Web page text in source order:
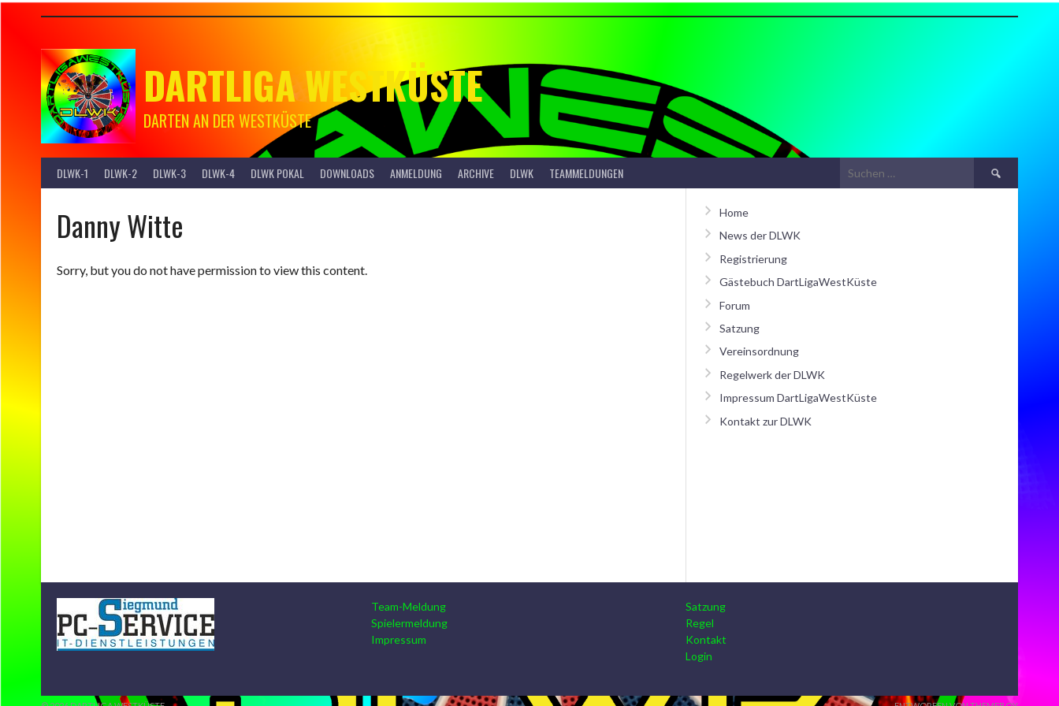
Springe
DARTLIGA WESTKÜSTE
DARTEN AN DER WESTKÜSTE
DLWK-1 DLWK-2 DLWK-3 DLWK-4 DLWK POKAL DOWNLOADS ANMELDUNG ARCHIVE DLWK TEAMMELDUNGEN
Suchen
nach:
Danny Witte
Sorry, but you do not have permission to view this content.
Home
News der DLWK
Registrierung
Gästebuch DartLigaWestKüste
Forum
Satzung
Vereinsordnung
Regelwerk der DLWK
Impressum DartLigaWestKüste
Kontakt zur DLWK
Team-Meldung
Spielermeldung
Impressum
Satzung
Regel
Kontakt
Login